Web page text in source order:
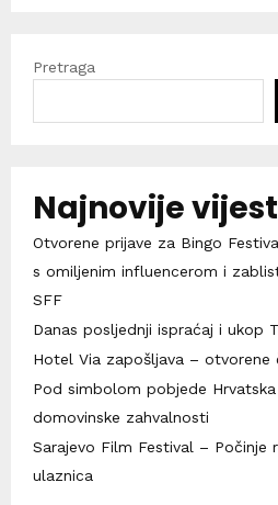
Pretraga
Najnovije
Otvorene prijave za Bingo
s omiljenim influencerom i
SFF
Danas posljednji ispraćaj i ukop
Hotel Via zapošljava – otvorene
Pod simbolom pobjede
domovinske zahvalnosti
Sarajevo Film Festival – Počinje
ulaznica